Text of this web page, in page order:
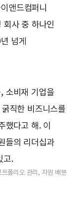
앤드컴퍼니
사 중 하나인
넘게
소비재 기업을
직한 비즈니스를
했다고 해. 이
들의 리더십과
고.
폴리오 관리, 자원 배분